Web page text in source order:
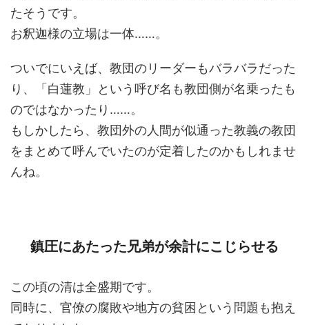
たそうです。
お釈迦様の立場は一体……。
ついでにいえば、教団のリーダーもバラバラだった
り、「白蓮教」という呼び名も教団側が名乗ったも
のではなかったり……。
もしかしたら、教団外の人間が似通った教義の教団
をまとめて呼んでいたのが定着したのかもしれませ
んね。
鎮圧にあたった兄弟が余計にこじらせる
この頃の清は全盛期です。
同時に、官僚の腐敗や地方の貧困という問題も抱え